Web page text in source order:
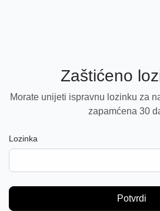
Zaštićeno
Morate unijeti ispravnu lozinku za
zapamćena 30
Lozinka
Potvrdi